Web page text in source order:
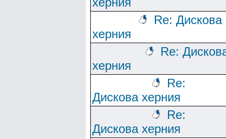
Re: Дискова
херния
Re:
херния
Re:
Дискова херния
Re:
Дискова херния